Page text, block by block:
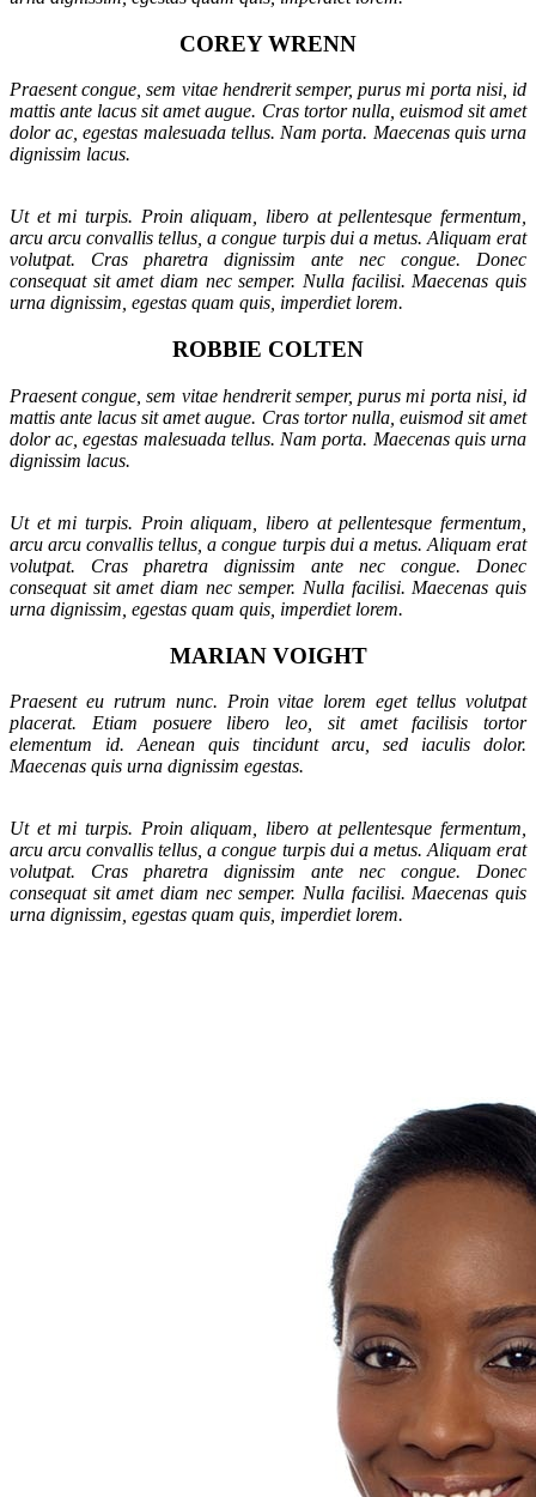
COREY WRENN
Praesent congue, sem vitae hendrerit semper, purus mi porta nisi, id
mattis ante lacus sit amet augue. Cras tortor nulla, euismod sit amet
dolor ac, egestas malesuada tellus. Nam porta. Maecenas quis urna
dignissim lacus.
Ut et mi turpis. Proin aliquam, libero at pellentesque fermentum,
arcu arcu convallis tellus, a congue turpis dui a metus. Aliquam erat
volutpat. Cras pharetra dignissim ante nec congue. Donec
consequat sit amet diam nec semper. Nulla facilisi. Maecenas quis
urna dignissim, egestas quam quis, imperdiet lorem.
ROBBIE COLTEN
Praesent congue, sem vitae hendrerit semper, purus mi porta nisi, id
mattis ante lacus sit amet augue. Cras tortor nulla, euismod sit amet
dolor ac, egestas malesuada tellus. Nam porta. Maecenas quis urna
dignissim lacus.
Ut et mi turpis. Proin aliquam, libero at pellentesque fermentum,
arcu arcu convallis tellus, a congue turpis dui a metus. Aliquam erat
volutpat. Cras pharetra dignissim ante nec congue. Donec
consequat sit amet diam nec semper. Nulla facilisi. Maecenas quis
urna dignissim, egestas quam quis, imperdiet lorem.
MARIAN VOIGHT
Praesent eu rutrum nunc. Proin vitae lorem eget tellus volutpat
placerat. Etiam posuere libero leo, sit amet facilisis tortor
elementum id. Aenean quis tincidunt arcu, sed iaculis dolor.
Maecenas quis urna dignissim egestas.
Ut et mi turpis. Proin aliquam, libero at pellentesque fermentum,
arcu arcu convallis tellus, a congue turpis dui a metus. Aliquam erat
volutpat. Cras pharetra dignissim ante nec congue. Donec
consequat sit amet diam nec semper. Nulla facilisi. Maecenas quis
urna dignissim, egestas quam quis, imperdiet lorem.